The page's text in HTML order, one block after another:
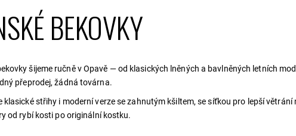
BEKOVKY
šijeme ručně v Opavě — od klasických lněných a bavlněných letních
přeprodej, žádná továrna.
klasické střihy i moderní verze se zahnutým kšiltem, se síťkou pro lepší
od rybí kosti po originální kostku.